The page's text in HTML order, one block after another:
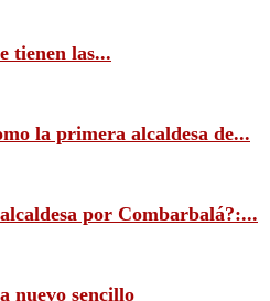
tienen las...
la primera alcaldesa de...
por Combarbalá?:...
nuevo sencillo